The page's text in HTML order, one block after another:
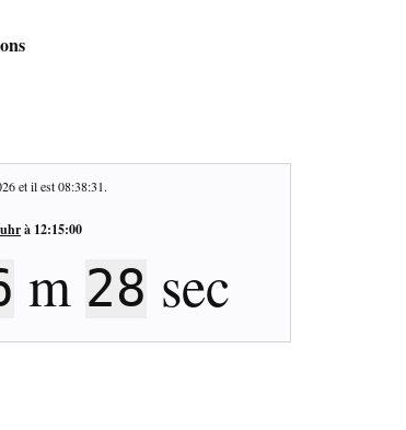
et il est08:38:31.
à 12:15:00
m 28 sec